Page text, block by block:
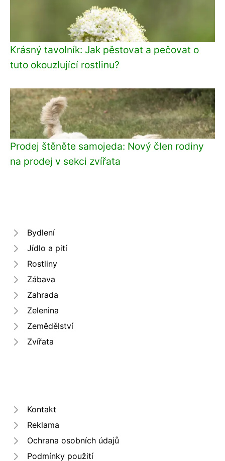
Krásný tavolník: Jak pěstovat a pečovat o
tuto okouzlující rostlinu?
Prodej štěněte samojeda: Nový člen rodiny
na prodej v sekci zvířata
Bydlení
Jídlo a pití
Rostliny
Zábava
Zahrada
Zelenina
Zemědělství
Zvířata
Kontakt
Reklama
Ochrana osobních údajů
Podmínky použití